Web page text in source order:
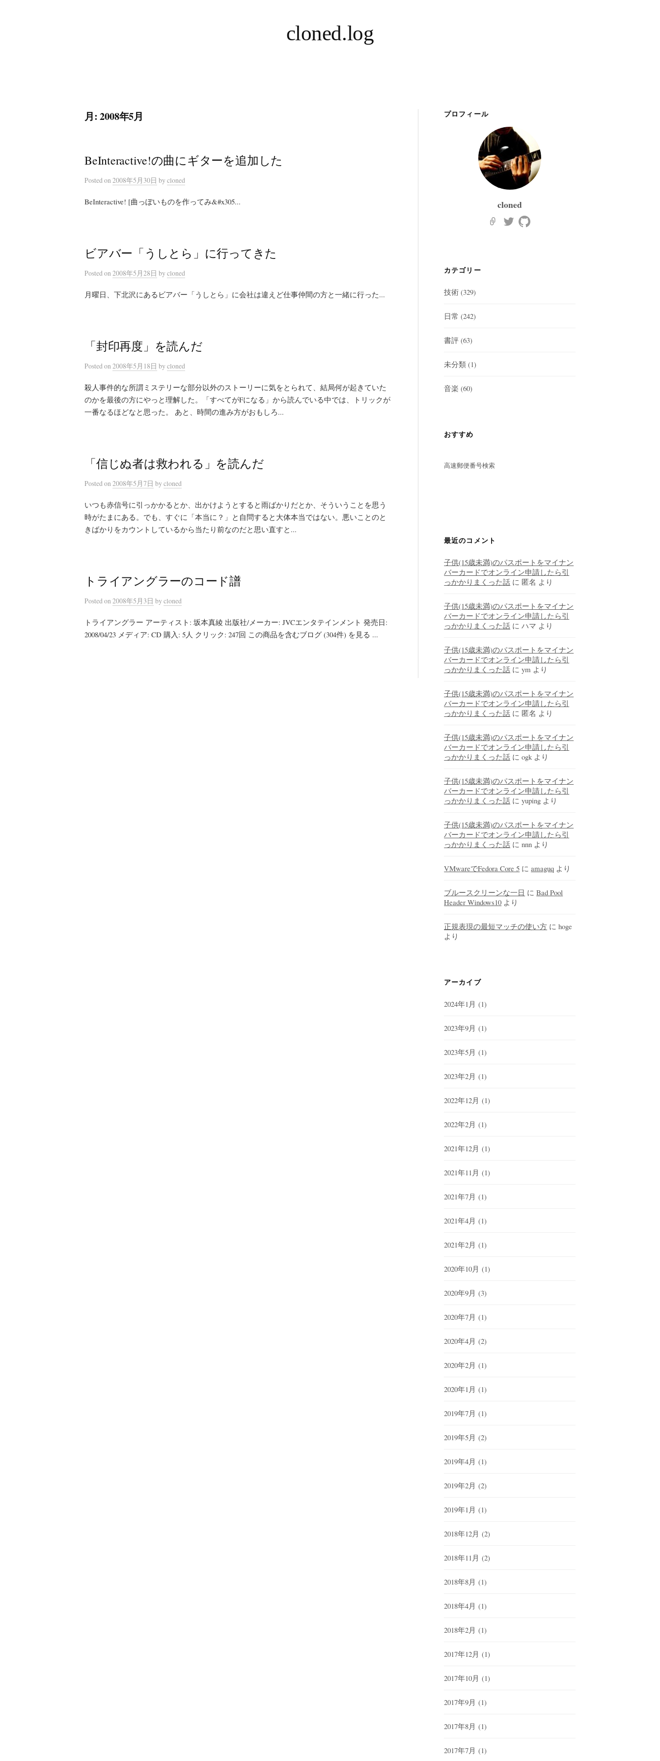
ッ
cloned.log
月:2008年5月
BeInteractive!の曲にギターを追加した
Postedon 2008年5月30日 by cloned
BeInteractive! [曲っぽいものを作ってみ&#x305...
ビアバー「うしとら」に行ってきた
Postedon 2008年5月28日 by cloned
月曜日、下北沢にあるビアバー「うしとら」に会社は違えど仕事仲間の方と一緒に行った...
「封印再度」を読んだ
Postedon 2008年5月18日 by cloned
殺人事件的な所謂ミステリーな部分以外のストーリーに気をとられて、結局何が起きていた
のかを最後の方にやっと理解した。「すべてがFになる」から読んでいる中では、トリックが
一番なるほどなと思った。 あと、時間の進み方がおもしろ...
「信じぬ者は救われる」を読んだ
Postedon 2008年5月7日 by cloned
いつも赤信号に引っかかるとか、出かけようとすると雨ばかりだとか、そういうことを思う
時がたまにある。でも、すぐに「本当に？」と自問すると大体本当ではない。悪いことのと
きばかりをカウントしているから当たり前なのだと思い直すと...
トライアングラーのコード譜
Postedon 2008年5月3日 by cloned
トライアングラー アーティスト: 坂本真綾 出版社/メーカー: JVCエンタテインメント 発売日:
2008/04/23 メディア: CD 購入: 5人 クリック: 247回 この商品を含むブログ (304件) を見る ...
プロフィール
cloned
カテゴリー
技術 (329)
日常 (242)
書評 (63)
未分類 (1)
音楽 (60)
おすすめ
高速郵便番号検索
最近のコメント
子供(15歳未満)のパスポートをマイナン
バーカードでオンライン申請したら引
っかかりまくった話 に 匿名 より
子供(15歳未満)のパスポートをマイナン
バーカードでオンライン申請したら引
っかかりまくった話 にハマ より
子供(15歳未満)のパスポートをマイナン
バーカードでオンライン申請したら引
っかかりまくった話 にym より
子供(15歳未満)のパスポートをマイナン
バーカードでオンライン申請したら引
っかかりまくった話 に 匿名 より
子供(15歳未満)のパスポートをマイナン
バーカードでオンライン申請したら引
っかかりまくった話 にogk より
子供(15歳未満)のパスポートをマイナン
バーカードでオンライン申請したら引
っかかりまくった話 にyuping より
子供(15歳未満)のパスポートをマイナン
バーカードでオンライン申請したら引
っかかりまくった話 にnnn より
VMwareでFedora Core 5 にamaguq より
ブルースクリーンな一日 にBad Pool
Header Windows10 より
正規表現の最短マッチの使い方 にhoge
より
アーカイブ
2024年1月 (1)
2023年9月 (1)
2023年5月 (1)
2023年2月 (1)
2022年12月 (1)
2022年2月 (1)
2021年12月 (1)
2021年11月 (1)
2021年7月 (1)
2021年4月 (1)
2021年2月 (1)
2020年10月 (1)
2020年9月 (3)
2020年7月 (1)
2020年4月 (2)
2020年2月 (1)
2020年1月 (1)
2019年7月 (1)
2019年5月 (2)
2019年4月 (1)
2019年2月 (2)
2019年1月 (1)
2018年12月 (2)
2018年11月 (2)
2018年8月 (1)
2018年4月 (1)
2018年2月 (1)
2017年12月 (1)
2017年10月 (1)
2017年9月 (1)
2017年8月 (1)
2017年7月 (1)